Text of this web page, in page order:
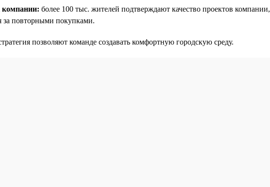
компании: более 100 тыс. жителей подтверждают качество проектов компании,
за повторными покупками.
позволяют команде создавать комфортную городскую среду.